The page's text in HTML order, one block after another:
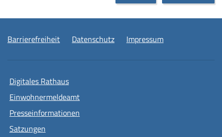
Barrierefreiheit Datenschutz Impressum
Digitales Rathaus
Einwohnermeldeamt
Presseinformationen
Satzungen